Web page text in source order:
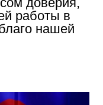
работы в
нашей